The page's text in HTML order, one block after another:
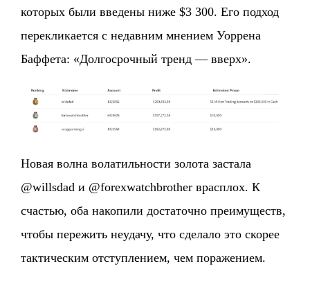
которых были введены ниже $3 300. Его подход
перекликается с недавним мнением Уоррена
Баффета: «Долгосрочный тренд — вверх».
Новая волна волатильности золота застала
@willsdad и @forexwatchbrother врасплох. К
счастью, оба накопили достаточно преимуществ,
чтобы пережить неудачу, что сделало это скорее
тактическим отступлением, чем поражением.